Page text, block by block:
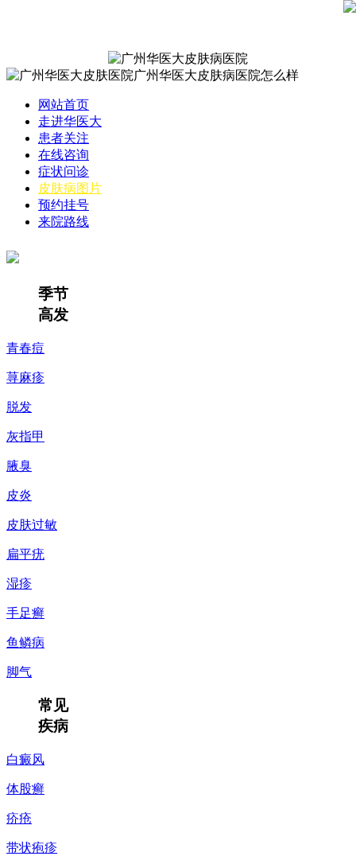
网站首页
走进华医大
患者关注
在线咨询
症状问诊
皮肤病图片
预约挂号
来院路线
季节
高发
青春痘
荨麻疹
脱发
灰指甲
腋臭
皮炎
皮肤过敏
扁平疣
湿疹
手足癣
鱼鳞病
脚气
常见
疾病
白癜风
体股癣
疥疮
带状疱疹